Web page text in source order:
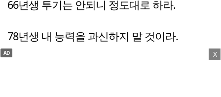
66년생 투기는 안되니 정도대로 하라.
78년생 내 능력을 과신하지 말 것이라.
X
AD